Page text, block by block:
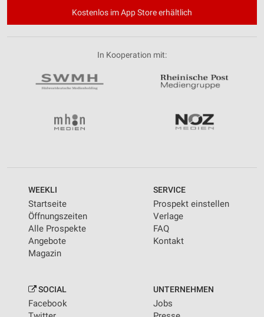
Kostenlos im App Store erhältlich
In Kooperation mit:
WEEKLI
Startseite
Öffnungszeiten
Alle Prospekte
Angebote
Magazin
SERVICE
Prospekt einstellen
Verlage
FAQ
Kontakt
SOCIAL
Facebook
UNTERNEHMEN
Jobs